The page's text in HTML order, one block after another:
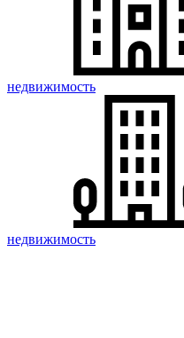
недвижимость
недвижимость